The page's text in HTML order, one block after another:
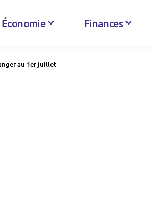
Économie Finances
au 1er juillet